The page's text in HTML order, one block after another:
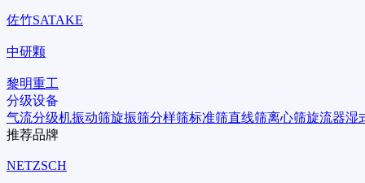
佐竹SATAKE
中研颗
黎明重工
分级设备
气流分级机振动筛旋振筛分样筛标准筛直线筛离心筛旋流器湿
推荐品牌
NETZSCH